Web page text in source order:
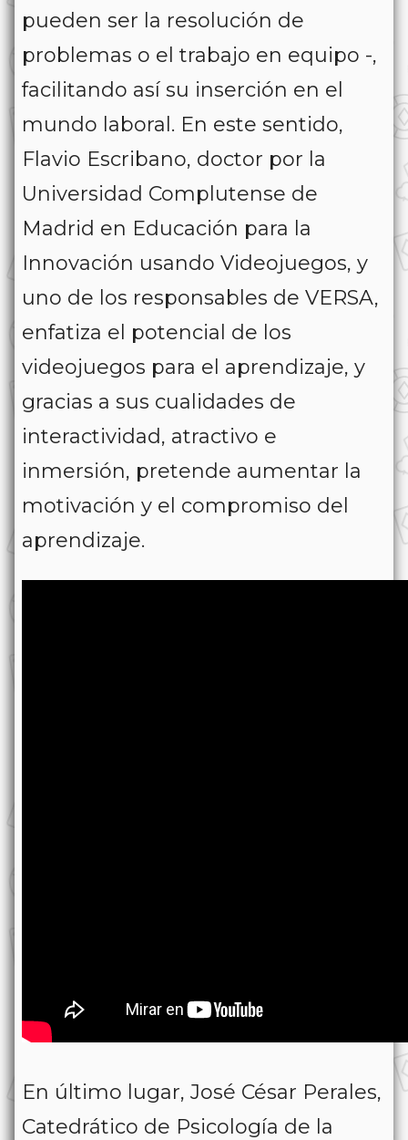
pueden ser la resolución de
problemas o el trabajo en equipo -,
facilitando así su inserción en el
mundo laboral. En este sentido,
Flavio Escribano, doctor por la
Universidad Complutense de
Madrid en Educación para la
Innovación usando Videojuegos, y
uno de los responsables de VERSA,
enfatiza el potencial de los
videojuegos para el aprendizaje, y
gracias a sus cualidades de
interactividad, atractivo e
inmersión, pretende aumentar la
motivación y el compromiso del
aprendizaje.
En último lugar, José César Perales,
Catedrático de Psicología de la